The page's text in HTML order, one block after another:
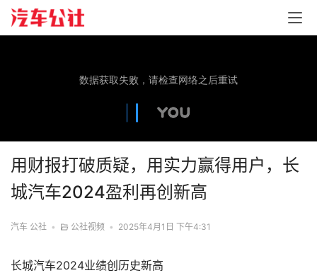
用财报打破质疑，用实力赢得用户，长
城汽车2024盈利再创新高
汽车 公社 • 公社视频 • 2025年4月1日 下午4:31
长城汽车2024业绩创历史新高